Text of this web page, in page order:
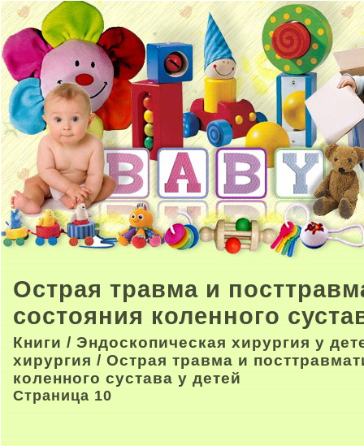
Острая травма и
состояния коленного
Книги / Эндоскопическая хирургия у
хирургия / Острая травма и
коленного сустава у детей
Страница 10